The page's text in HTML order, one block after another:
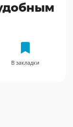
В закладки